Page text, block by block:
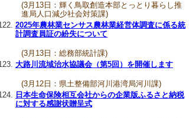
(3月13日：輝く鳥取創造本部とっとり暮らし推
進局人口減少社会対策課)
2025年農林業センサス農林業経営体調査に係る統
計調査員証の紛失について
(3月13日：総務部統計課)
大路川流域治水協議会（第5回）を開催します
(3月12日：県土整備部河川港湾局河川課)
日本生命保険相互会社からの企業版ふるさと納税
に対する感謝状贈呈式